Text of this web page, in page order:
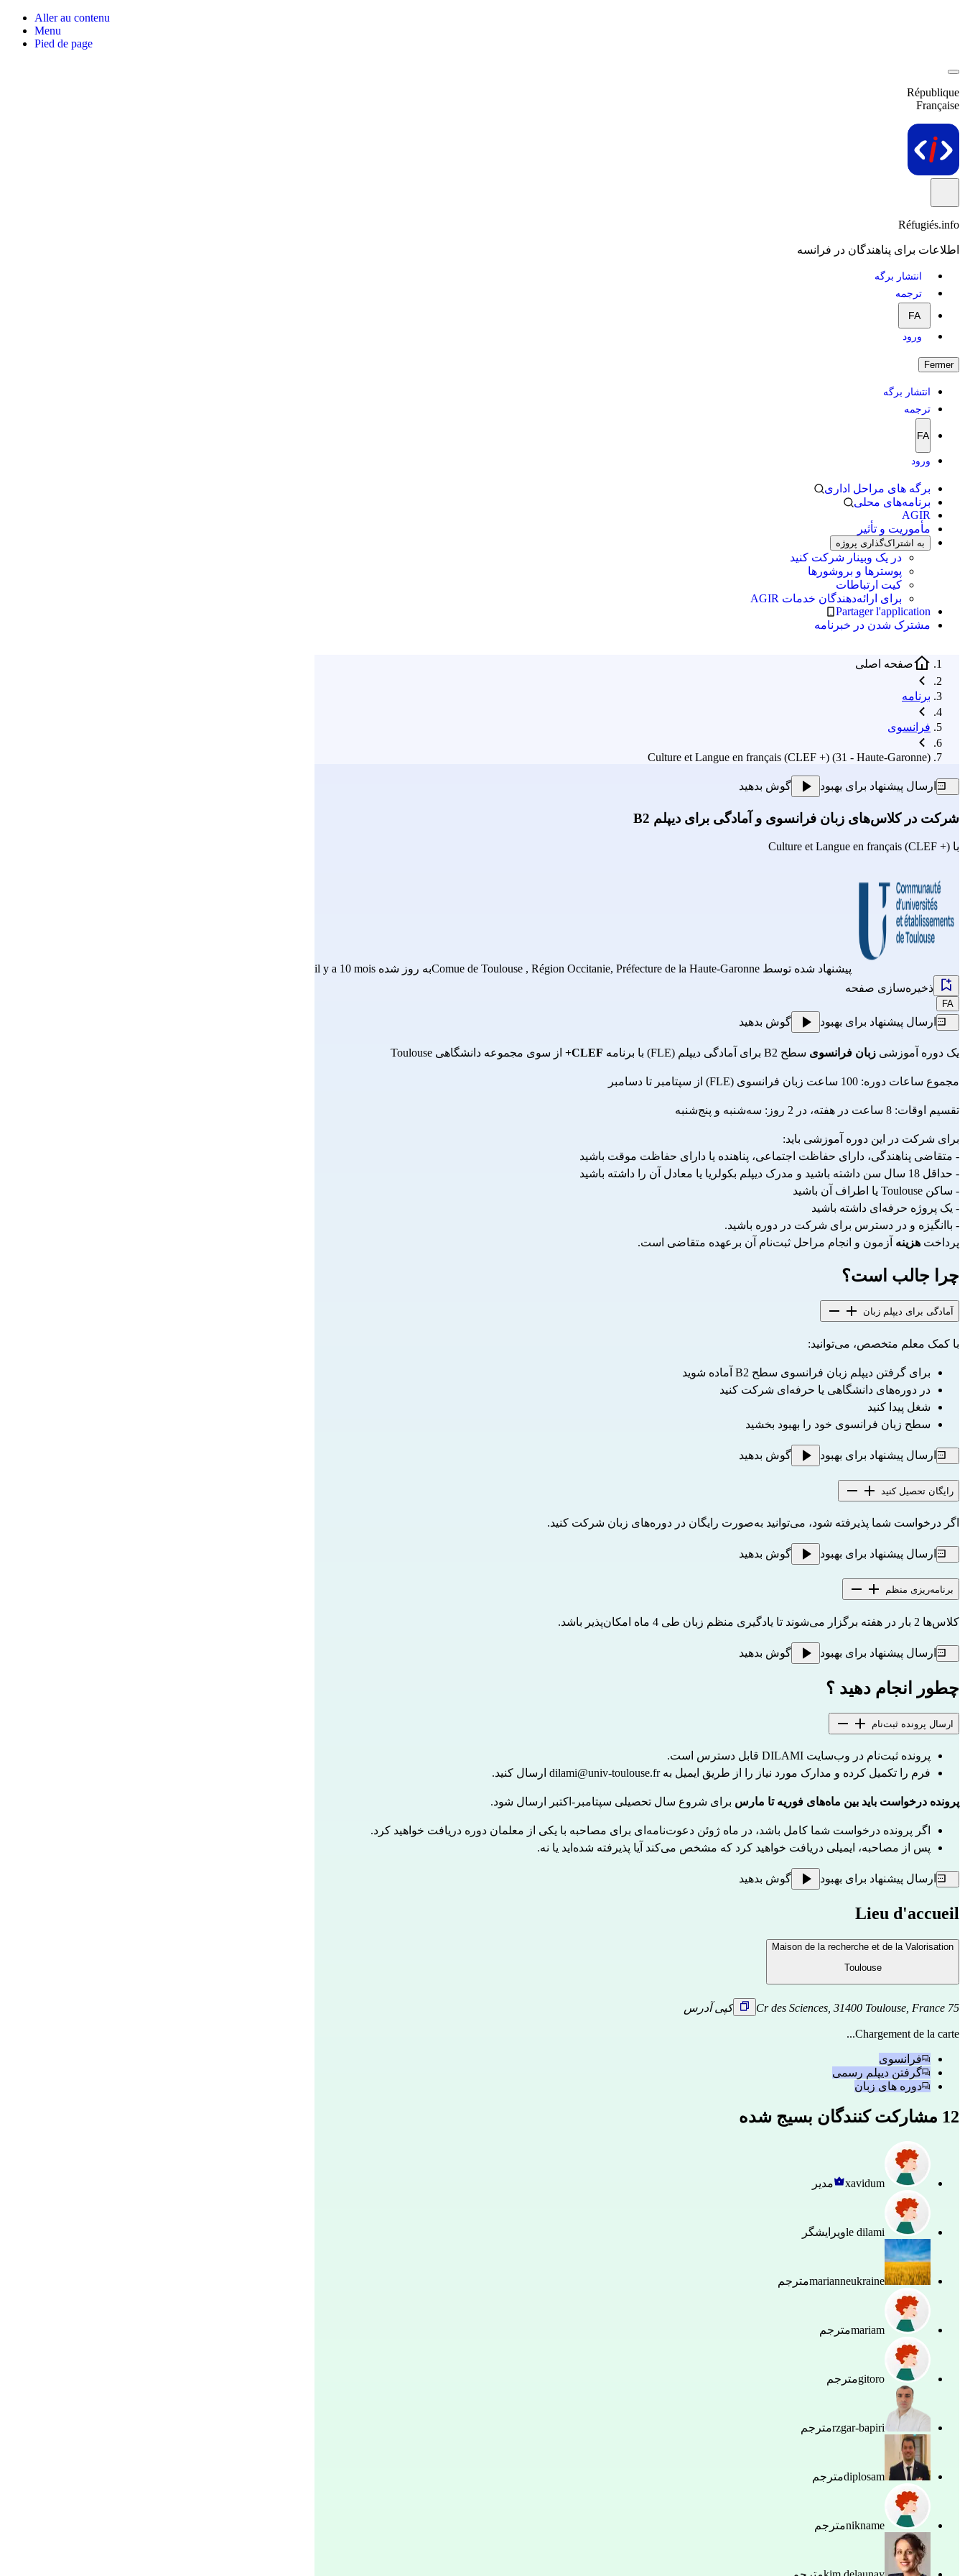
Aller au contenu
Menu
Pied de page
République
Française
Réfugiés.info
اطلاعات برای پناهندگان در فرانسه
انتشار برگه
ترجمه
FA
ورود
Fermer
انتشار برگه
ترجمه
FA
ورود
برگه های مراحل اداری
برنامه‌های محلی
AGIR
مأموریت و تأثیر
به اشتراک‌گذاری پروژه
در یک وبینار شرکت کنید
پوسترها و بروشورها
کیت ارتباطات
برای ارائه‌دهندگان خدمات AGIR
Partager l'application
مشترک شدن در خبرنامه
صفحه اصلی
برنامه
فرانسوی
Culture et Langue en français (CLEF +) (31 - Haute-Garonne)
ارسال پیشنهاد برای بهبود گوش بدهید
شرکت در کلاس‌های زبان فرانسوی و آمادگی برای دیپلم B2
با Culture et Langue en français (CLEF +)
پیشنهاد شده توسط Comue de Toulouse , Région Occitanie, Préfecture de la Haute-Garonne
به روز شده il y a 10 mois
ذخیره‌سازی صفحه
FA
ارسال پیشنهاد برای بهبود گوش بدهید
یک دوره آموزشی زبان فرانسوی سطح B2 برای آمادگی دیپلم (FLE) با برنامه CLEF+ از سوی مجموعه دانشگاهی Toulouse
مجموع ساعات دوره: 100 ساعت زبان فرانسوی (FLE) از سپتامبر تا دسامبر
تقسیم اوقات: 8 ساعت در هفته، در 2 روز: سه‌شنبه و پنج‌شنبه
برای شرکت در این دوره آموزشی باید:
- متقاضی پناهندگی، دارای حفاظت اجتماعی، پناهنده یا دارای حفاظت موقت باشید
- حداقل 18 سال سن داشته باشید و مدرک دیپلم بکولریا یا معادل آن را داشته باشید
- ساکن Toulouse یا اطراف آن باشید
- یک پروژه حرفه‌ای داشته باشید
- باانگیزه و در دسترس برای شرکت در دوره باشید.
پرداخت هزینه آزمون و انجام مراحل ثبت‌نام آن برعهده متقاضی است.
چرا جالب است؟
آمادگی برای دیپلم زبان
با کمک معلم متخصص، می‌توانید:
برای گرفتن دیپلم زبان فرانسوی سطح B2 آماده شوید
در دوره‌های دانشگاهی یا حرفه‌ای شرکت کنید
شغل پیدا کنید
سطح زبان فرانسوی خود را بهبود بخشید
ارسال پیشنهاد برای بهبود گوش بدهید
رایگان تحصیل کنید
اگر درخواست شما پذیرفته شود، می‌توانید به‌صورت رایگان در دوره‌های زبان شرکت کنید.
ارسال پیشنهاد برای بهبود گوش بدهید
برنامه‌ریزی منظم
کلاس‌ها 2 بار در هفته برگزار می‌شوند تا یادگیری منظم زبان طی 4 ماه امکان‌پذیر باشد.
ارسال پیشنهاد برای بهبود گوش بدهید
چطور انجام دهید ؟
ارسال پرونده ثبت‌نام
پرونده ثبت‌نام در وب‌سایت DILAMI
قابل دسترس است.
فرم را تکمیل کرده و مدارک مورد نیاز را از طریق ایمیل به dilami@univ-toulouse.fr ارسال کنید.
پرونده درخواست باید بین ماه‌های فوریه تا مارس برای شروع سال تحصیلی سپتامبر-اکتبر ارسال شود.
اگر پرونده درخواست شما کامل باشد، در ماه ژوئن دعوت‌نامه‌ای برای مصاحبه با یکی از معلمان دوره دریافت خواهید کرد.
پس از مصاحبه، ایمیلی دریافت خواهید کرد که مشخص می‌کند آیا پذیرفته شده‌اید یا نه.
ارسال پیشنهاد برای بهبود گوش بدهید
Lieu d'accueil
Maison de la recherche et de la Valorisation
Toulouse
75 Cr des Sciences, 31400 Toulouse, France کپی آدرس
Chargement de la carte...
فرانسوی
گرفتن دیپلم رسمی
دوره های زبان
12 مشارکت کنندگان بسیج شده
xavidum مدیر
le dilamiویرایشگر
marianneukraineمترجم
mariamمترجم
gitoroمترجم
rzgar-bapiriمترجم
diplosamمترجم
niknameمترجم